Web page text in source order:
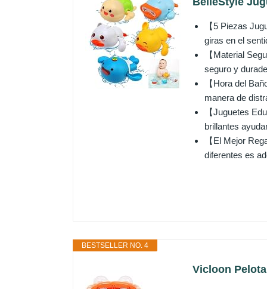
【5 Piezas
giras en el
【Material
seguro y
【Hora del
manera de
【Juguetes
brillantes
【El Mejor
diferentes es
BESTSELLER NO. 4
Vicloon